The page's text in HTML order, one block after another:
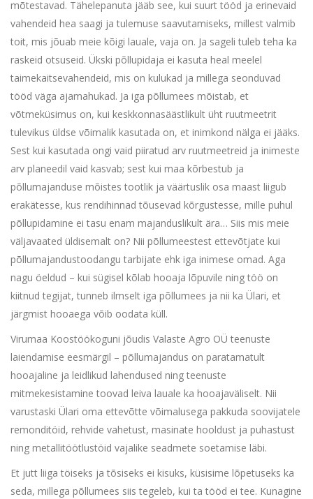
mõtestavad. Tähelepanuta jääb see, kui suurt tööd ja erinevaid
vahendeid hea saagi ja tulemuse saavutamiseks, millest valmib
toit, mis jõuab meie kõigi lauale, vaja on. Ja sageli tuleb teha ka
raskeid otsuseid. Ükski põllupidaja ei kasuta heal meelel
taimekaitsevahendeid, mis on kulukad ja millega seonduvad
tööd väga ajamahukad. Ja iga põllumees mõistab, et
võtmeküsimus on, kui keskkonnasäästlikult üht ruutmeetrit
tulevikus üldse võimalik kasutada on, et inimkond nälga ei jääks.
Sest kui kasutada ongi vaid piiratud arv ruutmeetreid ja inimeste
arv planeedil vaid kasvab; sest kui maa kõrbestub ja
põllumajanduse mõistes tootlik ja väärtuslik osa maast liigub
erakätesse, kus rendihinnad tõusevad kõrgustesse, mille puhul
põllupidamine ei tasu enam majanduslikult ära… Siis mis meie
väljavaated üldisemalt on? Nii põllumeestest ettevõtjate kui
põllumajandustoodangu tarbijate ehk iga inimese omad. Aga
nagu öeldud – kui sügisel kõlab hooaja lõpuvile ning töö on
kiitnud tegijat, tunneb ilmselt iga põllumees ja nii ka Ülari, et
järgmist hooaega võib oodata küll.
Virumaa Koostöökoguni jõudis Valaste Agro OÜ teenuste
laiendamise eesmärgil – põllumajandus on paratamatult
hooajaline ja leidlikud lahendused ning teenuste
mitmekesistamine toovad leiva lauale ka hooajaväliselt. Nii
varustaski Ülari oma ettevõtte võimalusega pakkuda soovijatele
remonditöid, rehvide vahetust, masinate hooldust ja puhastust
ning metallitöötlustöid vajalike seadmete soetamise läbi.
Et jutt liiga töiseks ja tõsiseks ei kisuks, küsisime lõpetuseks ka
seda, millega põllumees siis tegeleb, kui ta tööd ei tee. Kunagine